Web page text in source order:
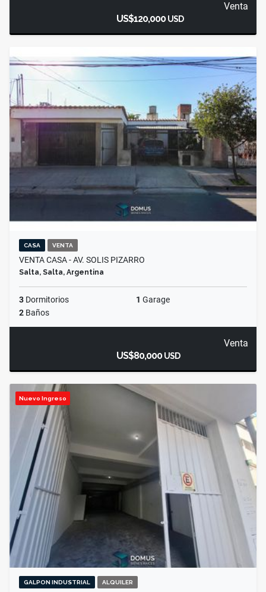
Venta
US$120,000USD
CASA VENTA
VENTA CASA - AV. SOLIS PIZARRO
Salta, Salta, Argentina
3 Dormitorios 1 Garage
2 Baños
Venta
US$80,000USD
Nuevo Ingreso
GALPON INDUSTRIAL ALQUILER